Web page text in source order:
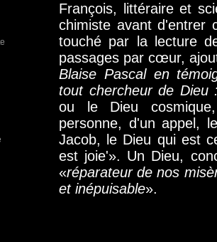
François, littéraire et
chimiste avant d'entrer
touché par la lecture
passages par cœur,
Blaise Pascal en
tout chercheur de
ou le Dieu
personne, d'un appel,
Jacob, le Dieu qui est
est joie'». Un Dieu,
«réparateur de nos
et inépuisable».